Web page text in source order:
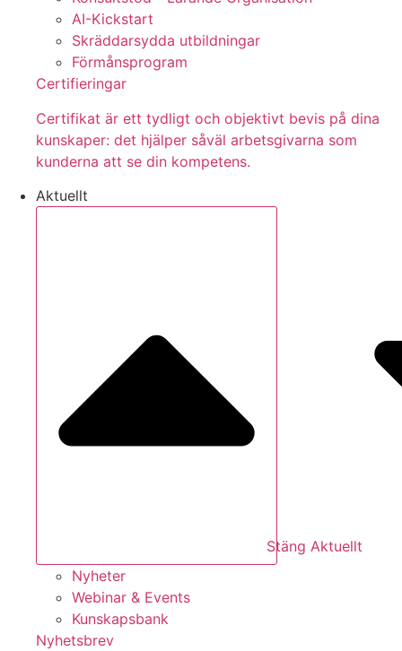
AI-Kickstart
Skräddarsydda utbildningar
Förmånsprogram
Certifieringar
Certifikat är ett tydligt och objektivt bevis på dina
kunskaper: det hjälper såväl arbetsgivarna som
kunderna att se din kompetens.
Aktuellt
Stäng Aktuellt
Nyheter
Webinar & Events
Kunskapsbank
Nyhetsbrev